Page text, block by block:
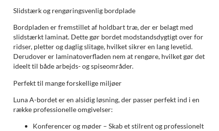
Slidstærk og rengøringsvenlig bordplade
Bordpladen er fremstillet af holdbart træ, der er belagt med
slidstærkt laminat. Dette gør bordet modstandsdygtigt over for
ridser, pletter og daglig slitage, hvilket sikrer en lang levetid.
Derudover er laminatoverfladen nem at rengøre, hvilket gør det
ideelt til både arbejds- og spiseområder.
Perfekt til mange forskellige miljøer
Luna A-bordet er en alsidig løsning, der passer perfekt ind i en
række professionelle omgivelser:
Konferencer og møder – Skab et stilrent og professionelt